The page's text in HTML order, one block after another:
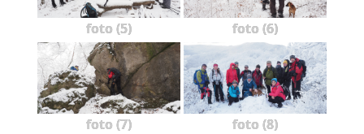
foto (5) foto (6)
foto (7) foto (8)